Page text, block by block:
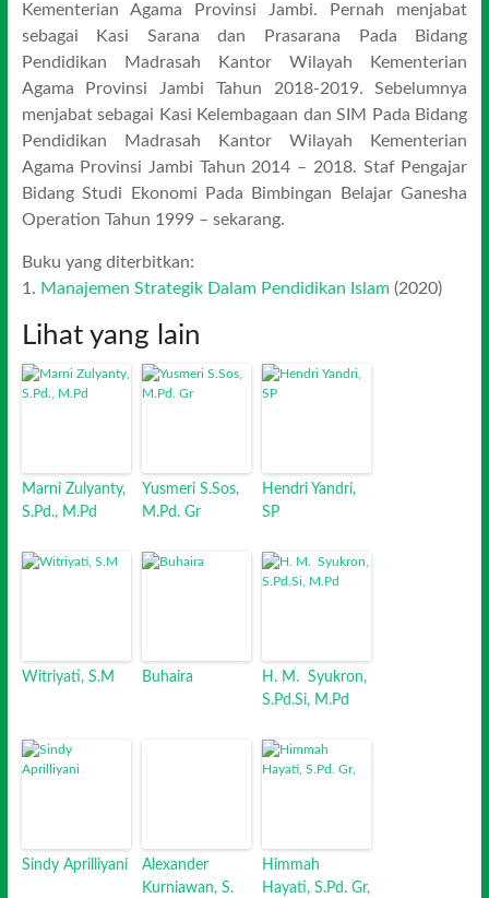
Kementerian Agama Provinsi Jambi. Pernah menjabat
sebagai Kasi Sarana dan Prasarana Pada Bidang
Pendidikan Madrasah Kantor Wilayah Kementerian
Agama Provinsi Jambi Tahun 2018-2019. Sebelumnya
menjabat sebagai Kasi Kelembagaan dan SIM Pada Bidang
Pendidikan Madrasah Kantor Wilayah Kementerian
Agama Provinsi Jambi Tahun 2014 – 2018. Staf Pengajar
Bidang Studi Ekonomi Pada Bimbingan Belajar Ganesha
Operation Tahun 1999 – sekarang.
Buku yang diterbitkan:
1. Manajemen Strategik Dalam Pendidikan Islam(2020)
Lihat yang lain
Marni Zulyanty,
S.Pd., M.Pd
Yusmeri S.Sos,
M.Pd. Gr
Hendri Yandri,
SP
Witriyati, S.M Buhaira
H. M. Syukron,
S.Pd.Si, M.Pd
Sindy Aprilliyani
Alexander
Kurniawan, S.
Himmah
Hayati, S.Pd. Gr,